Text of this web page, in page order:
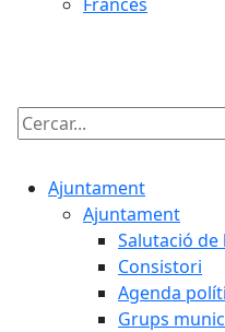
Cercar:
Ajuntament
Ajuntament
Salutació de
Consistori
Agenda
Grups